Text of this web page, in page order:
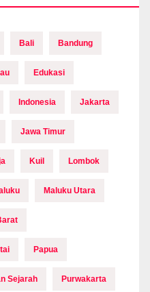
Bali Bandung
Edukasi
Indonesia Jakarta
Jawa Timur
Kuil Lombok
Maluku Utara
Papua
Sejarah Purwakarta